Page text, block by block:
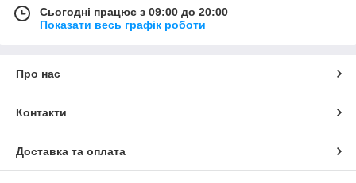
Сьогодні працює з 09:00 до 20:00
Показати весь графік роботи
Про нас
Контакти
Доставка та оплата